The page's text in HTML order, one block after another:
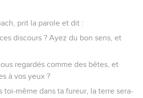
prit la parole et dit :
discours ? Ayez du bon sens, et
regardés comme des bêtes, et
à vos yeux ?
toi-même dans ta fureur, la terre sera-